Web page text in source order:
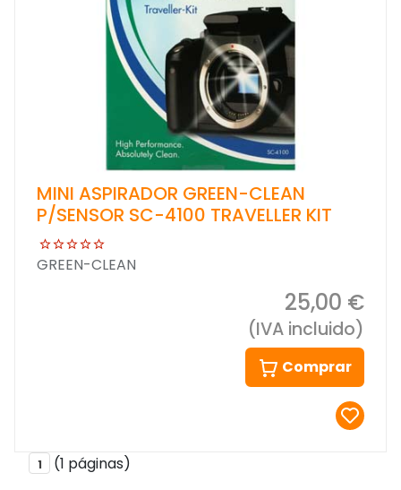
MINI ASPIRADOR GREEN-CLEAN
P/SENSOR SC-4100 TRAVELLER KIT
GREEN-CLEAN
25,00 €
(IVA incluido)
Comprar
1 (1 páginas)